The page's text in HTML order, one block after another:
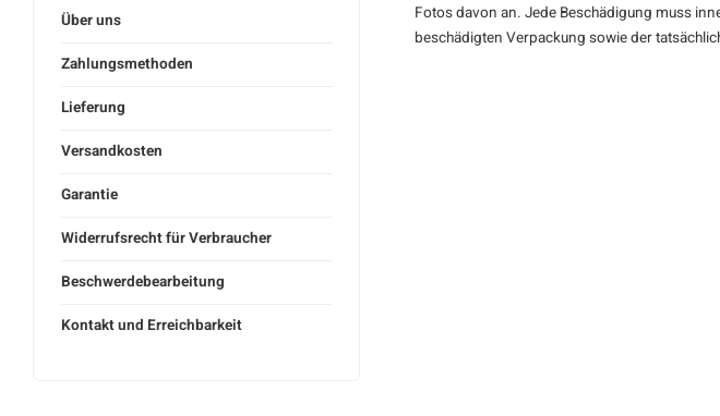
Über uns
Zahlungsmethoden
Lieferung
Versandkosten
Garantie
Widerrufsrecht für Verbraucher
Beschwerdebearbeitung
Kontakt und Erreichbarkeit
Fotos davon an. Jede Beschädigung muss
beschädigten Verpackung sowie der